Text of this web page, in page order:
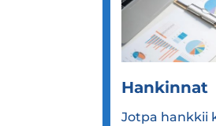
Han­kin­nat
Jotpa hankkii